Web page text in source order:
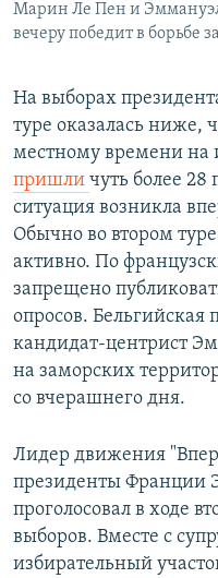
Марин Ле Пен и
вечеру победит в борьбе
На выборах
туре оказалась ниже,
местному времени на
пришли чуть более 28
ситуация возникла
Обычно во втором
активно. По
запрещено
опросов. Бельгийская
кандидат-центрист
на заморских
со вчерашнего дня.
Лидер движения
президенты Франции
проголосовал в ходе
выборов. Вместе с
избирательный